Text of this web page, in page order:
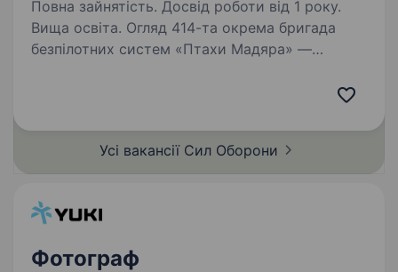
Повна зайнятість. Досвід роботи від 1 року.
Вища освіта. Огляд 414-та окрема бригада
безпілотних систем «Птахи Мадяра» —
розвідувальних безпілотних…
Усі вакансії Сил Оборони
Фотограф